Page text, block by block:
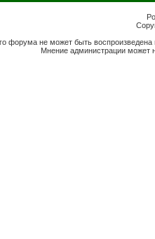
форума не может быть
Мнение администрации может